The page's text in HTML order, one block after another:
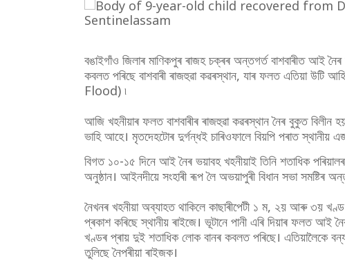
বঙাইগাঁও জিলাৰ মাণিকপুৰ ৰাজহ চক্ৰৰ অন্তগৰ্ত বাশবাৰীত আই
কবলত পৰিছে বাশবাৰী ৰাজহুৱা কৱৰস্থান, যাৰ ফলত
Flood) ৷
আজি খহনীয়াৰ ফলত বাশবাৰীৰ ৰাজহুৱা কৱৰস্থান নৈৰ বুকুত
ভাহি আহে। মৃতদেহটোৰ দুৰ্গন্ধই চাৰিওফালে বিয়পি পৰাত স্থানীয়
বিগত ১০-১৫ দিনে আই নৈৰ ভয়াবহ খহনীয়াই তিনি শতাধিক
অনুষ্ঠান। আইনদীয়ে সংহাৰী ৰূপ লৈ অভয়াপুৰী বিধান সভা সমষ্টিৰ
নৈখনৰ খহনীয়া অব্যাহত থাকিলে কাছাৰীপেটী ১ ম, ২য় আৰু ৩য়
প্ৰকাশ কৰিছে স্থানীয় ৰাইজে। ভূটানে পানী এৰি দিয়াৰ ফলত আই
খণ্ডৰ প্ৰায় দুই শতাধিক লোক বানৰ কবলত পৰিছে। এতিয়ালৈকে
তুলিছে নৈপৰীয়া ৰাইজক।